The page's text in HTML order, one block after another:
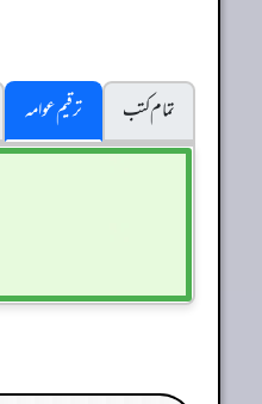
تمام کتب
ترقیم عوامہ